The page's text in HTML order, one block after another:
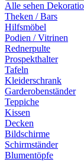
Alle sehen
Theken / Bars
Hilfsmöbel
Podien / Vitrinen
Rednerpulte
Prospekthalter
Tafeln
Kleiderschrank
Garderobenständer
Teppiche
Kissen
Decken
Bildschirme
Schirmständer
Blumentöpfe